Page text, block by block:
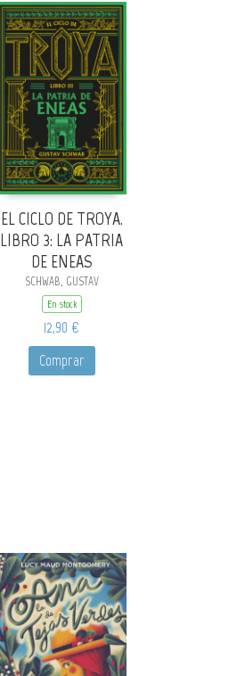
EL CICLO DE TROYA.
LIBRO 3: LA PATRIA
DE ENEAS
SCHWAB, GUSTAV
En stock
12,90 €
Comprar